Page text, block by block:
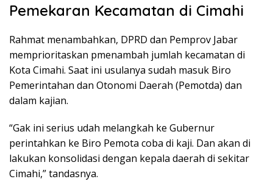
Pemekaran Kecamatan di Cimahi
Rahmat menambahkan, DPRD dan Pemprov Jabar
memprioritaskan pmenambah jumlah kecamatan di
Kota Cimahi. Saat ini usulanya sudah masuk Biro
Pemerintahan dan Otonomi Daerah (Pemotda) dan
dalam kajian.
“Gak ini serius udah melangkah ke Gubernur
perintahkan ke Biro Pemota coba di kaji. Dan akan di
lakukan konsolidasi dengan kepala daerah di sekitar
Cimahi,” tandasnya.